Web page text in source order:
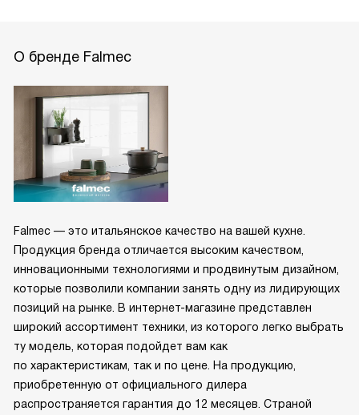
О бренде Falmec
Falmec — это итальянское качество на вашей кухне.
Продукция бренда отличается высоким качеством,
инновационными технологиями и продвинутым дизайном,
которые позволили компании занять одну из лидирующих
позиций на рынке. В интернет-магазине представлен
широкий ассортимент техники, из которого легко выбрать
ту модель, которая подойдет вам как
по характеристикам, так и по цене. На продукцию,
приобретенную от официального дилера
распространяется гарантия до 12 месяцев. Страной